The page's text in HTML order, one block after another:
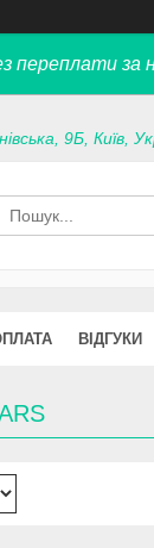
переплати за
9Б, Київ,
ВІДГУКИ